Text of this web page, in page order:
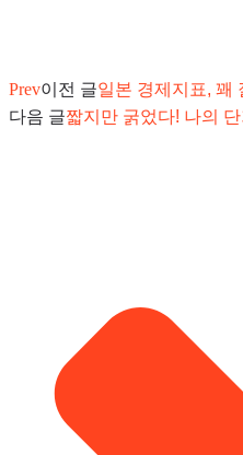
Prev이전 글일본 경제지표, 꽤
다음 글짧지만 굵었다! 나의